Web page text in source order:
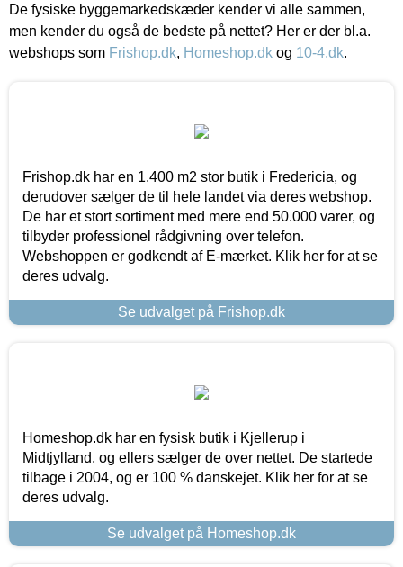
De fysiske byggemarkedskæder kender vi alle sammen,
men kender du også de bedste på nettet? Her er der bl.a.
webshops som Frishop.dk, Homeshop.dk og 10-4.dk.
Frishop.dk har en 1.400 m2 stor butik i Fredericia, og
derudover sælger de til hele landet via deres webshop.
De har et stort sortiment med mere end 50.000 varer, og
tilbyder professionel rådgivning over telefon.
Webshoppen er godkendt af E-mærket. Klik her for at se
deres udvalg.
Se udvalget på Frishop.dk
Homeshop.dk har en fysisk butik i Kjellerup i
Midtjylland, og ellers sælger de over nettet. De startede
tilbage i 2004, og er 100 % danskejet. Klik her for at se
deres udvalg.
Se udvalget på Homeshop.dk